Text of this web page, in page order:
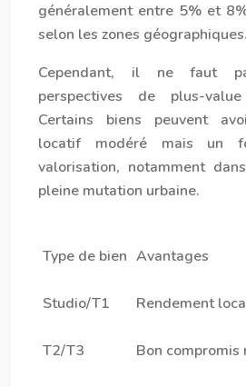
généralement entre 5% et
selon les zones géographiques.
Cependant, il ne faut
perspectives de plus-
Certains biens peuvent
locatif modéré mais un
valorisation, notamment
pleine mutation urbaine.
Type de bien Avantages
Studio/T1 Rendement
T2/T3 Bon